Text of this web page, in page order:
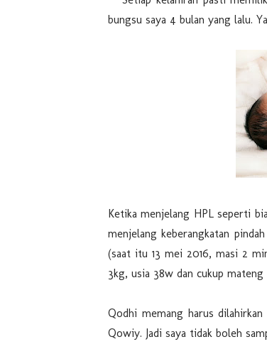
bungsu saya 4 bulan yang lalu.
Ketika menjelang HPL seperti
menjelang keberangkatan
(saat itu 13 mei 2016, masi 2
3kg, usia 38w dan cukup
Qodhi memang harus
Qowiy. Jadi saya tidak boleh